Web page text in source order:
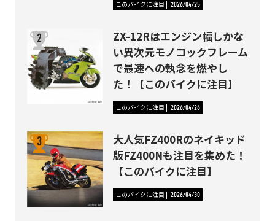
このバイクに注目 2026/04/25
ZX-12Rはエンジン幅しかな
い異次元モノコックフレーム
で最速への執念を燃やし
た！【このバイクに注目】
このバイクに注目 2026/04/26
大人気FZ400Rのネイキッド
版FZ400Nも注目を集めた！
【このバイクに注目】
このバイクに注目 2026/04/30